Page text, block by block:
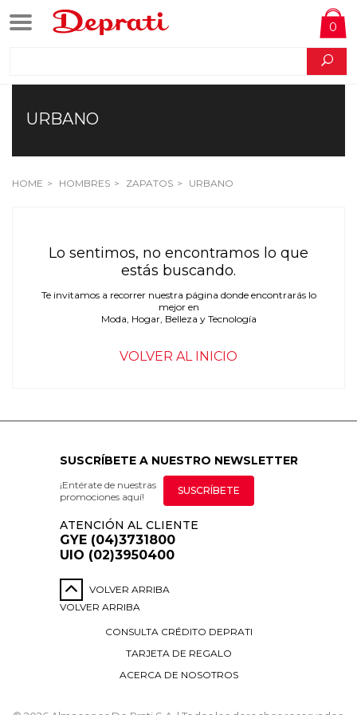
0
URBANO
HOME HOMBRES ZAPATOS URBANO
Lo sentimos, no encontramos lo que
estás buscando.
Te invitamos a recorrer nuestra página donde encontrarás lo
mejor en
Moda, Hogar, Belleza y Tecnología
VOLVER AL INICIO
SUSCRÍBETE A NUESTRO NEWSLETTER
¡Entérate de nuestras
promociones aquí!
SUSCRÍBETE
ATENCIÓN AL CLIENTE
GYE (04)3731800
UIO (02)3950400
VOLVER ARRIBA
VOLVER ARRIBA
CONSULTA CRÉDITO DEPRATI
TARJETA DE REGALO
ACERCA DE NOSOTROS